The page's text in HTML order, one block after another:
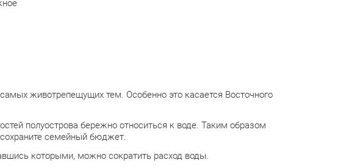
животрепещущих тем. Особенно это касается Восточного
полуострова бережно относиться к воде. Таким образом
семейный бюджет.
которыми, можно сократить расход воды.